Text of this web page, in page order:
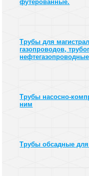
футерованные.
Трубы для
газопроводов,
Трубы насосно-
ним
Трубы обсадные для